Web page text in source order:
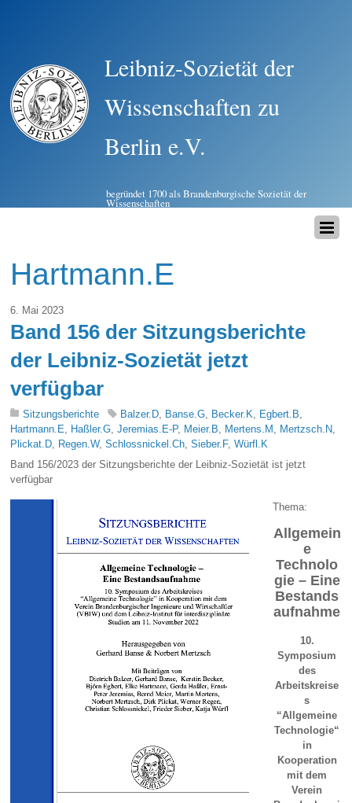
Leibniz-Sozietät der
Wissenschaften zu
Berlin e.V.
begründet 1700 als Brandenburgische Sozietät der
Wissenschaften
Hartmann.E
6. Mai 2023
Band 156 der Sitzungsberichte
der Leibniz-Sozietät jetzt
verfügbar
Sitzungsberichte Balzer.D, Banse.G, Becker.K, Egbert.B,
Hartmann.E, Haßler.G,Jeremias.E-P, Meier.B, Mertens.M , Mertzsch.N,
Plickat.D, Regen.W,Schlossnickel.Ch,Sieber.F,Würfl.K
Band 156/2023 der Sitzungsberichte der Leibniz-Sozietät ist jetzt
verfügbar
Thema:
Allgemein
e
Technolo
gie – Eine
Bestands
aufnahme
10.
Symposium
des
Arbeitskreise
s
“Allgemeine
Technologie“
in
Kooperation
mit dem
Verein